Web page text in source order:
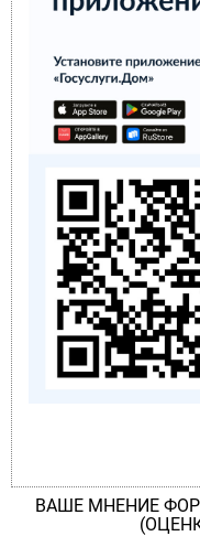
ВАШЕ МНЕНИЕ